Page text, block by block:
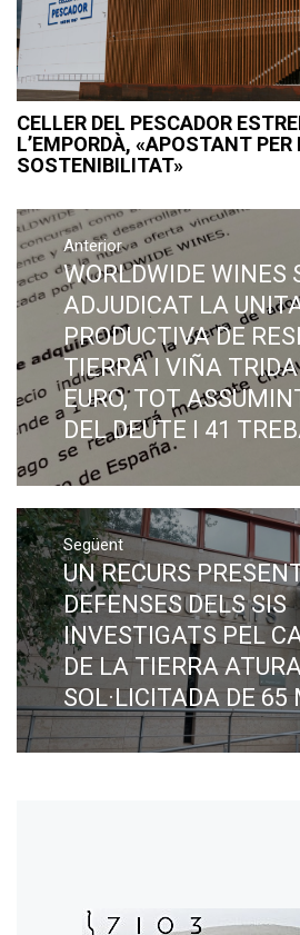
CELLER DEL PESCADOR
L’EMPORDÀ, «APOSTANT
SOSTENIBILITAT»
Navegació
d'entrades
Anterior
Previous
post:
WORLDWIDE WINES
ADJUDICAT LA
PRODUCTIVA DE
TIERRA I VIÑA
EURO, TOT
DEL DEUTE I 41
Següent
Next
post:
UN RECURS
DEFENSES DELS SIS
INVESTIGATS PEL
DE LA TIERRA
SOL·LICITADA DE 65